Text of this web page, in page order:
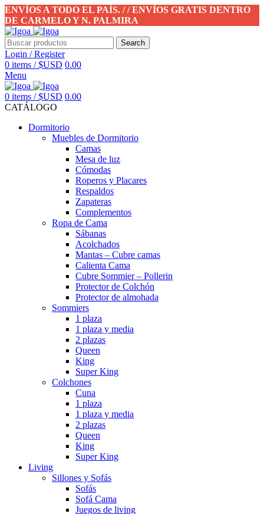
ENVÍOS A TODO EL PAÍS. / / ENVÍOS GRATIS DENTRO
DE CARMELO Y N. PALMIRA
Search
Login / Register
0 items / $USD 0.00
Menu
0 items / $USD 0.00
CATÁLOGO
Dormitorio
Muebles de Dormitorio
Camas
Mesa de luz
Cómodas
Roperos y Placares
Respaldos
Zapateras
Complementos
Ropa de Cama
Sábanas
Acolchados
Mantas – Cubre camas
Calienta Cama
Cubre Sommier – Pollerin
Protector de Colchón
Protector de almohada
Sommiers
1 plaza
1 plaza y media
2 plazas
Queen
King
Super King
Colchones
Cuna
1 plaza
1 plaza y media
2 plazas
Queen
King
Super King
Living
Sillones y Sofás
Sofás
Sofá Cama
Juegos de living